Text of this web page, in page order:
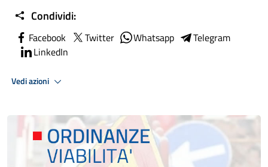
Condividi:
Facebook Twitter Whatsapp
Telegram
LinkedIn
Vedi azioni